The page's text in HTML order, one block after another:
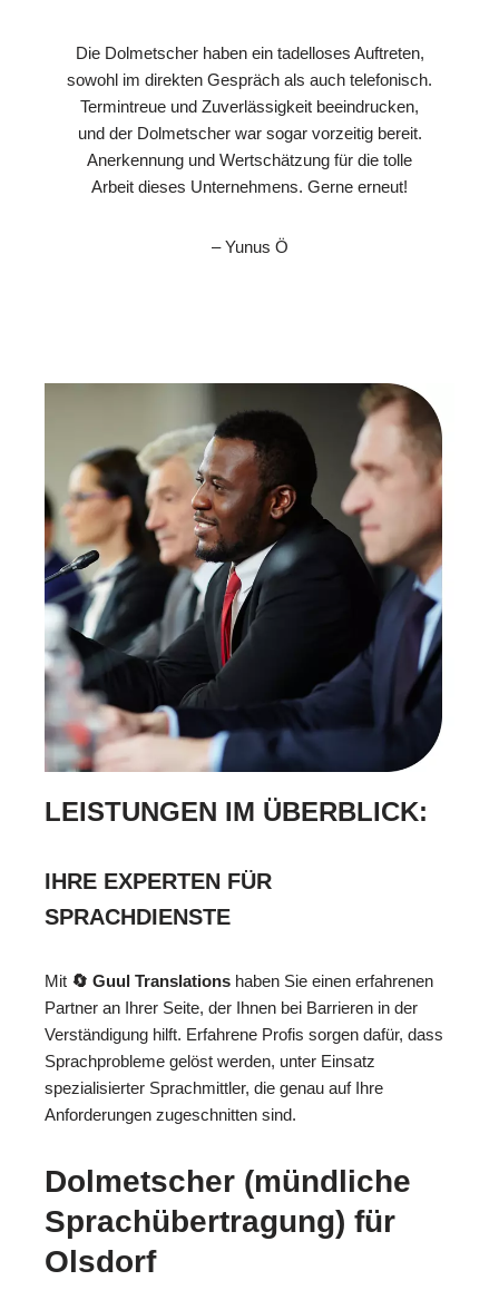
Die Dolmetscher haben ein tadelloses Auftreten,
sowohl im direkten Gespräch als auch telefonisch.
Termintreue und Zuverlässigkeit beeindrucken,
und der Dolmetscher war sogar vorzeitig bereit.
Anerkennung und Wertschätzung für die tolle
Arbeit dieses Unternehmens. Gerne erneut!
– Yunus Ö
LEISTUNGEN IM ÜBERBLICK:
IHRE EXPERTEN FÜR
SPRACHDIENSTE
Mit 🔄 Guul Translations haben Sie einen erfahrenen
Partner an Ihrer Seite, der Ihnen bei Barrieren in der
Verständigung hilft. Erfahrene Profis sorgen dafür, dass
Sprachprobleme gelöst werden, unter Einsatz
spezialisierter Sprachmittler, die genau auf Ihre
Anforderungen zugeschnitten sind.
Dolmetscher (mündliche
Sprachübertragung) für
Olsdorf